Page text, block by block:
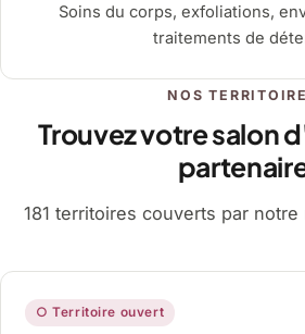
Soins du corps, exfoliations,
traitements de
NOS
Trouvez votre salon
181 territoires couverts par
○ Territoire ouvert